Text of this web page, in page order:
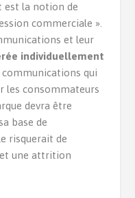
est la notion de
commerciale ».
et leur
individuellement
qui
les consommateurs
devra être
base de
risquerait de
une attrition